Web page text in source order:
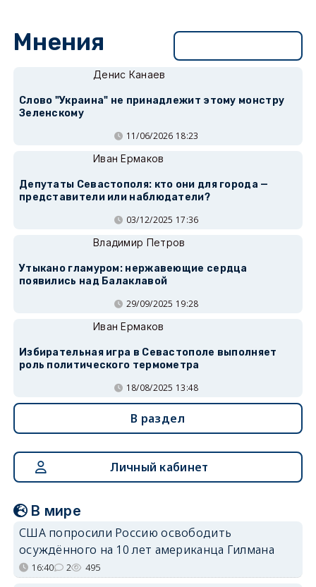
Мнения
Денис Канаев
Слово "Украина" не принадлежит этому монстру
Зеленскому
11/06/2026 18:23
Иван Ермаков
Депутаты Севастополя: кто они для города —
представители или наблюдатели?
03/12/2025 17:36
Владимир Петров
Утыкано гламуром: нержавеющие сердца
появились над Балаклавой
29/09/2025 19:28
Иван Ермаков
Избирательная игра в Севастополе выполняет
роль политического термометра
18/08/2025 13:48
В раздел
Личный кабинет
В мире
США попросили Россию освободить
осуждённого на 10 лет американца Гилмана
16:40 2 495